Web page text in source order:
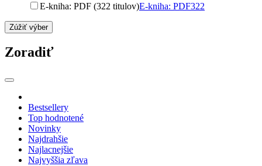
E-kniha: PDF (322 titulov)E-kniha: PDF322
Zúžiť výber
Zoradiť
Bestsellery
Top hodnotené
Novinky
Najdrahšie
Najlacnejšie
Najvyššia zľava